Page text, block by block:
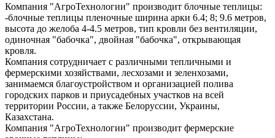
Компания "АгроТехнологии" производит блочные теплицы:
-блочные теплицы пленочные ширина арки 6.4; 8; 9.6 метров,
высота до желоба 4-4.5 метров, тип кровли без вентиляции,
одиночная "бабочка", двойная "бабочка", открывающая
кровля.
Компания сотрудничает с различными тепличными и
фермерскими хозяйствами, лесхозами и зеленхозами,
занимаемся благоустройством и организацией полива
городских парков и приусадебных участков на всей
территории России, а также Белоруссии, Украины,
Казахстана.
Компания "АгроТехнологии" производит фермерские